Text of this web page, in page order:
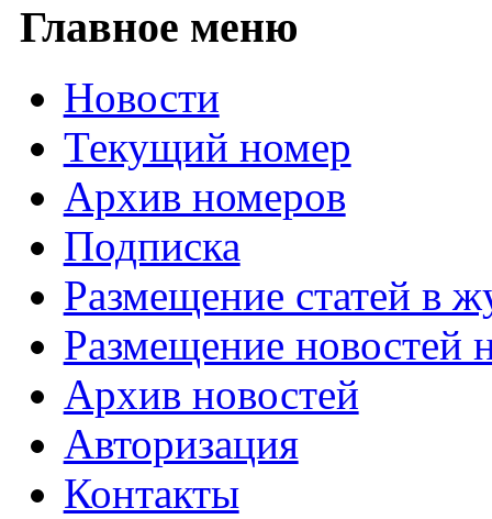
Главное меню
Новости
Текущий номер
Архив номеров
Подписка
Размещение статей в
Размещение новостей
Архив новостей
Авторизация
Контакты